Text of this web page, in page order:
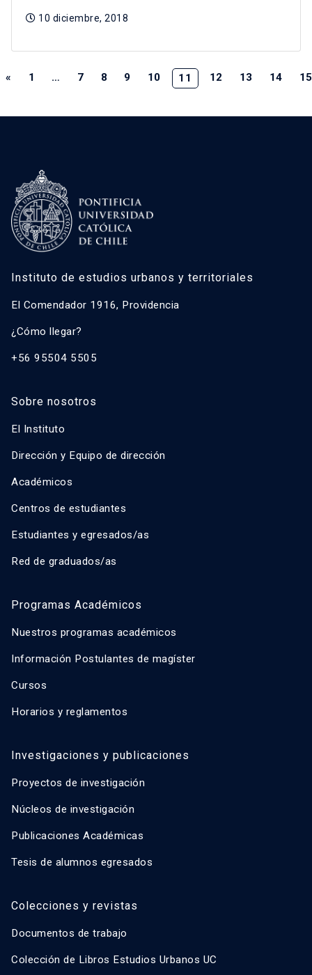
10 diciembre, 2018
« 1 … 7 8 9 10 11 12 13 14 15
Instituto de estudios urbanos y territoriales
El Comendador 1916, Providencia
¿Cómo llegar?
+56 95504 5505
Sobre nosotros
El Instituto
Dirección y Equipo de dirección
Académicos
Centros de estudiantes
Estudiantes y egresados/as
Red de graduados/as
Programas Académicos
Nuestros programas académicos
Información Postulantes de magíster
Cursos
Horarios y reglamentos
Investigaciones y publicaciones
Proyectos de investigación
Núcleos de investigación
Publicaciones Académicas
Tesis de alumnos egresados
Colecciones y revistas
Documentos de trabajo
Colección de Libros Estudios Urbanos UC